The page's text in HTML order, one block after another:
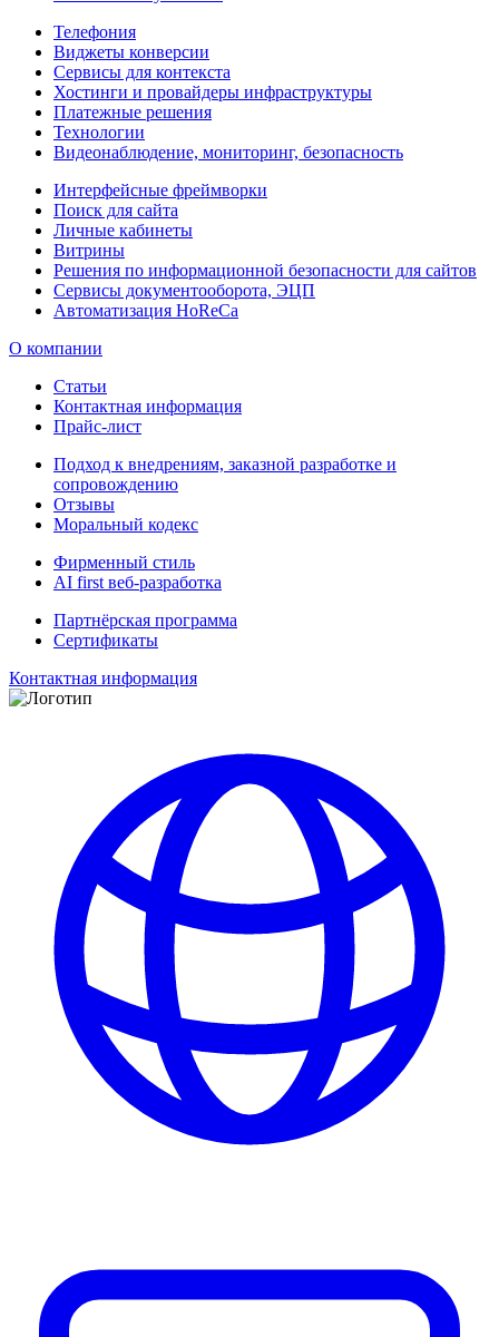
Телефония
Виджеты конверсии
Сервисы для контекста
Хостинги и провайдеры инфраструктуры
Платежные решения
Технологии
Видеонаблюдение, мониторинг, безопасность
Интерфейсные фреймворки
Поиск для сайта
Личные кабинеты
Витрины
Решения по информационной безопасности для сайтов
Сервисы документооборота, ЭЦП
Автоматизация HoReCa
О компании
Статьи
Контактная информация
Прайс-лист
Подход к внедрениям, заказной разработке и
сопровождению
Отзывы
Моральный кодекс
Фирменный стиль
AI first веб-разработка
Партнёрская программа
Сертификаты
Контактная информация